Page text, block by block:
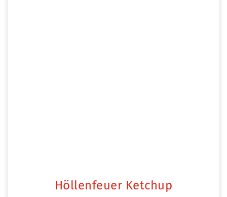
Höllenfeuer Ketchup